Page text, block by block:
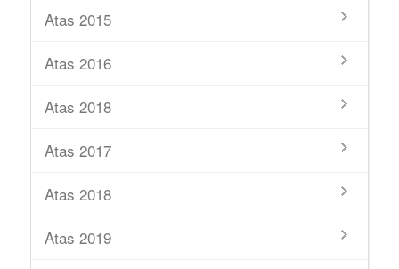
Atas 2015
Atas 2016
Atas 2018
Atas 2017
Atas 2018
Atas 2019